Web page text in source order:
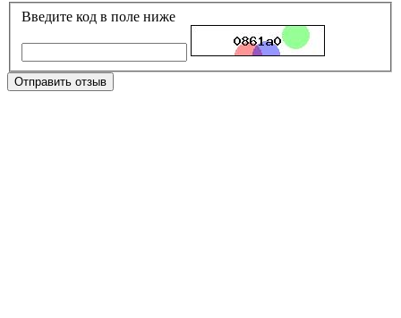
Введите код в поле ниже
Отправить отзыв